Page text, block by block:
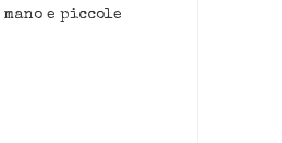
e piccole